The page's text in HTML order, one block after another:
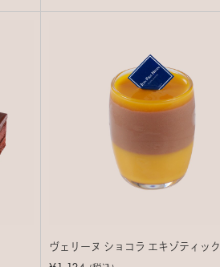
ヴェリーヌ ショコラ エキゾティック